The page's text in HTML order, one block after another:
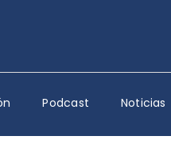
Podcast Noticias